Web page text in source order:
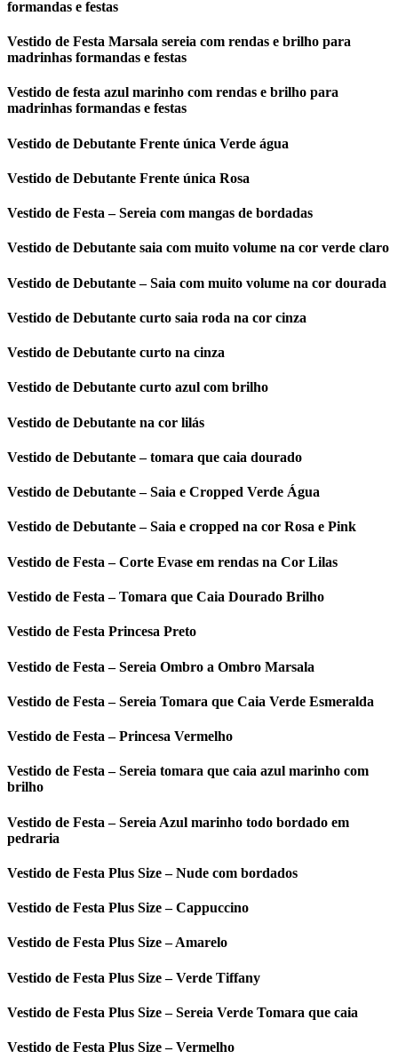
formandas e festas
Vestido de Festa Marsala sereia com rendas e brilho para
madrinhas formandas e festas
Vestido de festa azul marinho com rendas e brilho para
madrinhas formandas e festas
Vestido de Debutante Frente única Verde água
Vestido de Debutante Frente única Rosa
Vestido de Festa – Sereia com mangas de bordadas
Vestido de Debutante saia com muito volume na cor verde claro
Vestido de Debutante – Saia com muito volume na cor dourada
Vestido de Debutante curto saia roda na cor cinza
Vestido de Debutante curto na cinza
Vestido de Debutante curto azul com brilho
Vestido de Debutante na cor lilás
Vestido de Debutante – tomara que caia dourado
Vestido de Debutante – Saia e Cropped Verde Água
Vestido de Debutante – Saia e cropped na cor Rosa e Pink
Vestido de Festa – Corte Evase em rendas na Cor Lilas
Vestido de Festa – Tomara que Caia Dourado Brilho
Vestido de Festa Princesa Preto
Vestido de Festa – Sereia Ombro a Ombro Marsala
Vestido de Festa – Sereia Tomara que Caia Verde Esmeralda
Vestido de Festa – Princesa Vermelho
Vestido de Festa – Sereia tomara que caia azul marinho com
brilho
Vestido de Festa – Sereia Azul marinho todo bordado em
pedraria
Vestido de Festa Plus Size – Nude com bordados
Vestido de Festa Plus Size – Cappuccino
Vestido de Festa Plus Size – Amarelo
Vestido de Festa Plus Size – Verde Tiffany
Vestido de Festa Plus Size – Sereia Verde Tomara que caia
Vestido de Festa Plus Size – Vermelho